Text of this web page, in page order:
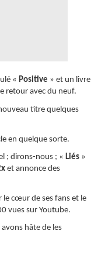
« Positive » et un livre
retour avec du neuf.
titre quelques
en quelque sorte.
; dirons-nous ; « Liés »
et annonce des
le cœur de ses fans et le
vues sur Youtube.
hâte de les